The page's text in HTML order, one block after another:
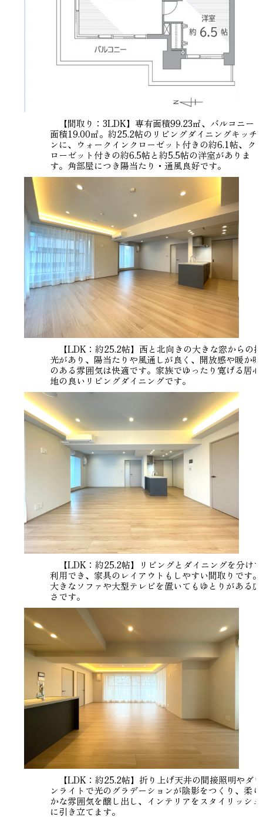
【間取り：3LDK】専有面積99.23㎡、バルコニー
面積19.00㎡。約25.2帖のリビングダイニングキッチ
ンに、ウォークインクローゼット付きの約6.1帖、ク
ローゼット付きの約6.5帖と約5.5帖の洋室がありま
す。角部屋につき陽当たり・通風良好です。
【LDK：約25.2帖】西と北向きの大きな窓からの採
光があり、陽当たりや風通しが良く、開放感や暖か味
のある雰囲気は快適です。家族でゆったり寛げる居心
地の良いリビングダイニングです。
【LDK：約25.2帖】リビングとダイニングを分けて
利用でき、家具のレイアウトもしやすい間取りです。
大きなソファや大型テレビを置いてもゆとりがある広
さです。
【LDK：約25.2帖】折り上げ天井の間接照明やダウ
ンライトで光のグラデーションが陰影をつくり、柔ら
かな雰囲気を醸し出し、インテリアをスタイリッシュ
に引き立てます。